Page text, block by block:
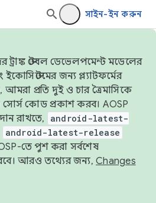
সাইন-ইন করুন
স্টেবল ডেভেলপমেন্ট মডেলের
জন্য প্ল্যাটফর্মের
আমরা প্রতি দুই ও চার ত্রৈমাসিকে
কোড প্রকাশ করব। AOSP
রাখতে,
android-latest-
android-latest-release
AOSP-তে পুশ করা সর্বশেষ
আরও তথ্যের জন্য, Changes